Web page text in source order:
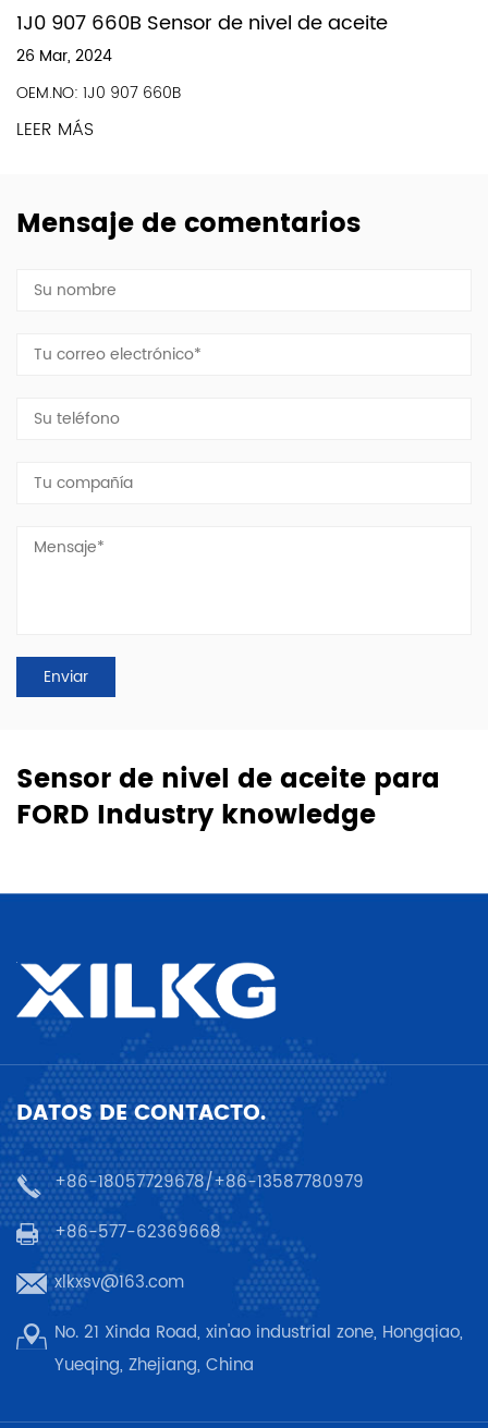
1J0 907 660B Sensor de nivel de aceite
26 Mar, 2024
OEM.NO: 1J0 907 660B
LEER MÁS
Mensaje de comentarios
Sensor de nivel de aceite para
FORD Industry knowledge
DATOS DE CONTACTO.
+86-18057729678/+86-13587780979
+86-577-62369668
xlkxsv@163.com
No. 21 Xinda Road, xin'ao industrial zone, Hongqiao,
Yueqing, Zhejiang, China